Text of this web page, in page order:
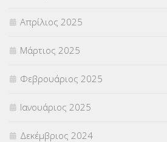
Απρίλιος 2025
Μάρτιος 2025
Φεβρουάριος 2025
Ιανουάριος 2025
Δεκέμβριος 2024